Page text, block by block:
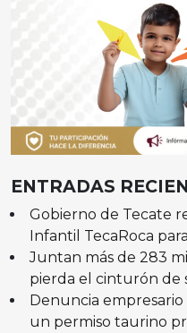
ENTRADAS
Gobierno de Tecate
Infantil TecaRoca
Juntan más de 283
pierda el cinturón de
Denuncia
un permiso taurino